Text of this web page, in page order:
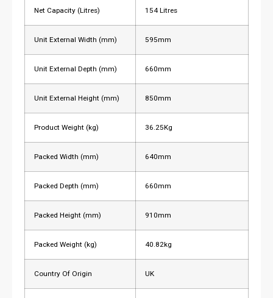
Net Capacity (Litres) 154 Litres
Unit External Width (mm) 595mm
Unit External Depth (mm) 660mm
Unit External Height (mm) 850mm
Product Weight (kg) 36.25Kg
Packed Width (mm) 640mm
Packed Depth (mm) 660mm
Packed Height (mm) 910mm
Packed Weight (kg) 40.82kg
Country Of Origin UK